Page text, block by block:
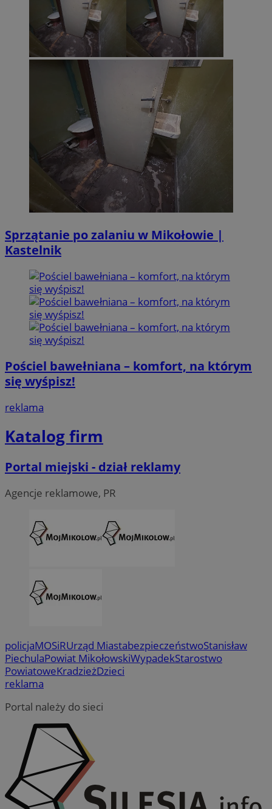
Sprzątanie po zalaniu w Mikołowie |
Kastelnik
Pościel bawełniana – komfort, na którym
się wyśpisz!
reklama
Katalog firm
Portal miejski - dział reklamy
Agencje reklamowe, PR
policjaMOSiRUrząd MiastabezpieczeństwoStanisław
PiechulaPowiat MikołowskiWypadekStarostwo
PowiatoweKradzieżDzieci
reklama
Portal należy do sieci